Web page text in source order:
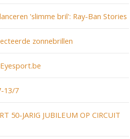
'slimme bril': Ray-Ban Stories
zonnebrillen
13/7
50-JARIG JUBILEUM OP CIRCUIT